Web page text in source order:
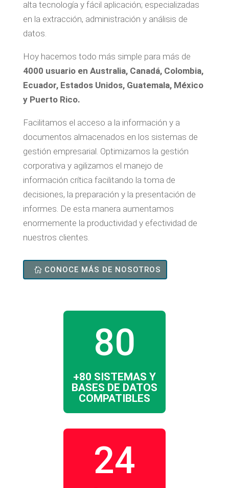
alta tecnología y fácil aplicación; especializadas
en la extracción, administración y análisis de
datos.
Hoy hacemos todo más simple para más de
4000 usuario en Australia, Canadá, Colombia,
Ecuador, Estados Unidos, Guatemala, México
y Puerto Rico.
Facilitamos el acceso a la información y a
documentos almacenados en los sistemas de
gestión empresarial. Optimizamos la gestión
corporativa y agilizamos el manejo de
información crítica facilitando la toma de
decisiones, la preparación y la presentación de
informes. De esta manera aumentamos
enormemente la productividad y efectividad de
nuestros clientes.
CONOCE MÁS DE NOSOTROS
80
+80 SISTEMAS Y
BASES DE DATOS
COMPATIBLES
24